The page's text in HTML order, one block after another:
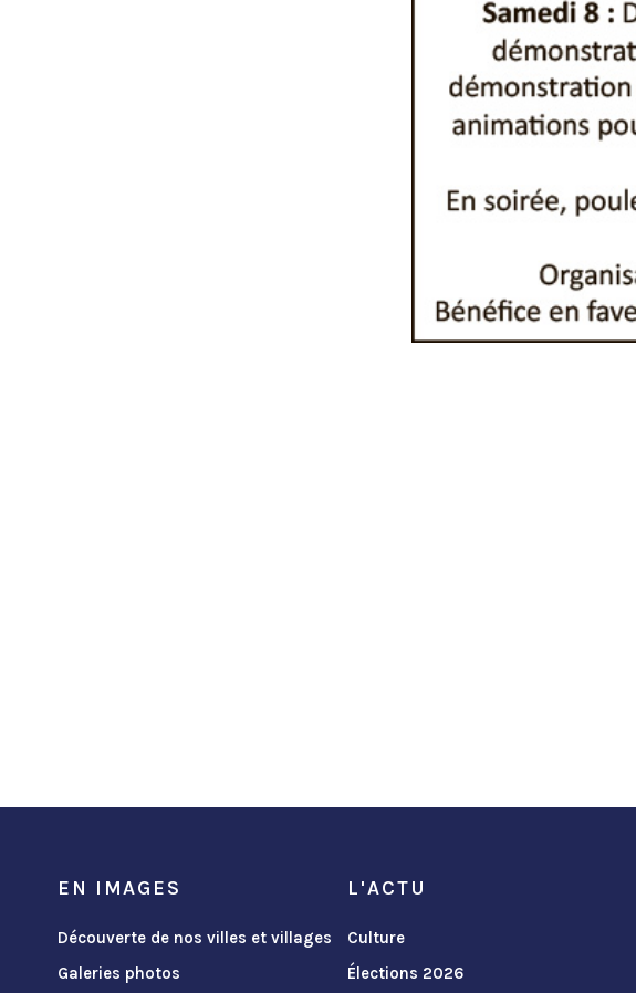
EN IMAGES
Découverte de nos villes et villages
Galeries photos
L'ACTU
Culture
Élections 2026